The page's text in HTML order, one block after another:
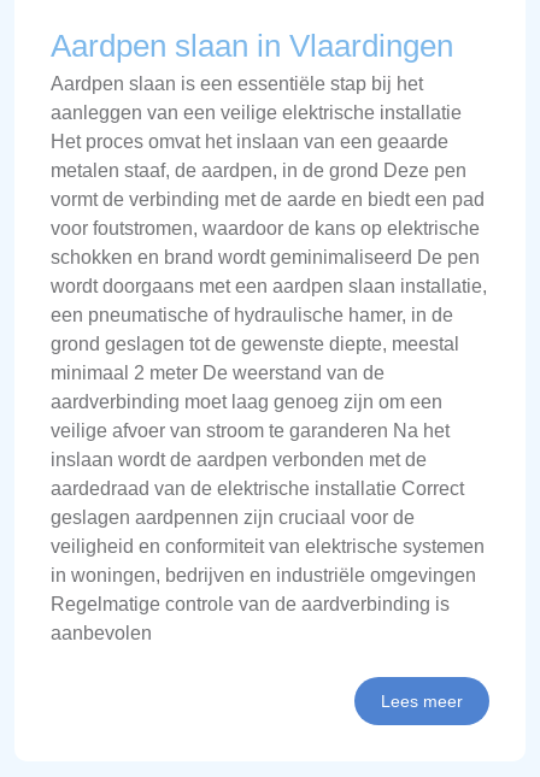
Aardpen slaan in Vlaardingen
Aardpen slaan is een essentiële stap bij het
aanleggen van een veilige elektrische installatie
Het proces omvat het inslaan van een geaarde
metalen staaf, de aardpen, in de grond Deze pen
vormt de verbinding met de aarde en biedt een pad
voor foutstromen, waardoor de kans op elektrische
schokken en brand wordt geminimaliseerd De pen
wordt doorgaans met een aardpen slaan installatie,
een pneumatische of hydraulische hamer, in de
grond geslagen tot de gewenste diepte, meestal
minimaal 2 meter De weerstand van de
aardverbinding moet laag genoeg zijn om een
veilige afvoer van stroom te garanderen Na het
inslaan wordt de aardpen verbonden met de
aardedraad van de elektrische installatie Correct
geslagen aardpennen zijn cruciaal voor de
veiligheid en conformiteit van elektrische systemen
in woningen, bedrijven en industriële omgevingen
Regelmatige controle van de aardverbinding is
aanbevolen
Lees meer